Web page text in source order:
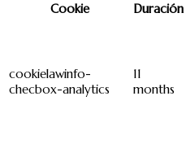
Cookie
Duración
cookielawinfo-
checbox-analytics
11
months